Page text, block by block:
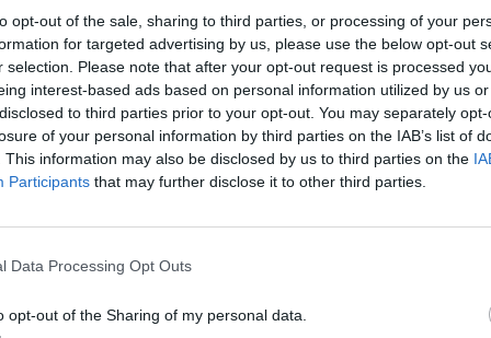
opt-out of the sale, sharing to third parties, or processing of your
for targeted advertising by us, please use the below opt-out
selection. Please note that after your opt-out request is processed
interest-based ads based on personal information utilized by us
to third parties prior to your opt-out. You may separately
of your personal information by third parties on the IAB’s list of
This information may also be disclosed by us to third parties on the
Participants that may further disclose it to other third parties.
Data Processing Opt Outs
opt-out of the Sharing of my personal data.
este artículo?
newsletter y recibe cada dia
destacado de Hispanidad
legales